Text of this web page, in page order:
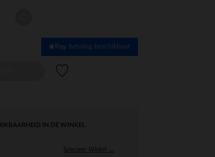
betaling beschikbaar
IN DE WINKEL
Selecteer Winkel →